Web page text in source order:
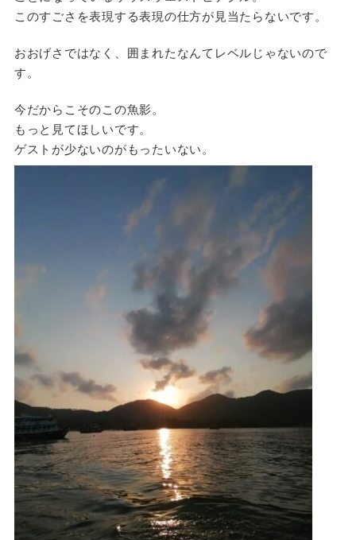
このすごさを表現する表現の仕方が見当たらないです。
おおげさではなく、囲まれたなんてレベルじゃないので
す。
今だからこそのこの魚影。
もっと見てほしいです。
ゲストが少ないのがもったいない。